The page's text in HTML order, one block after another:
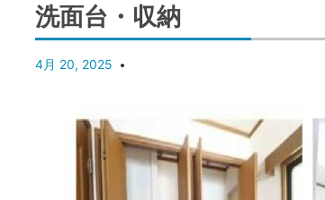
洗面台・収納
4月 20, 2025